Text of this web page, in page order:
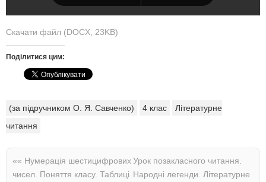
Скачати файл (DOCX, 23KB)
Поділитися цим:
(за підручником О. Я. Савченко) 4 клас
Літературне
читання
«« Нумерація шестицифрових
чисел. Поняття класу. Таблиці
Урок позакласного читання.
Народні легенди. Літературне